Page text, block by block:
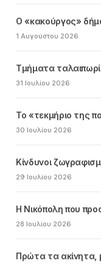
Ο «κακούργος»
1 Αυγούστου 2026
Τμήματα
31 Ιουλίου 2026
Το «τεκμήριο της
30 Ιουλίου 2026
Κίνδυνοι
29 Ιουλίου 2026
Η Νικόπολη που
28 Ιουλίου 2026
Πρώτα τα ακίνητα,